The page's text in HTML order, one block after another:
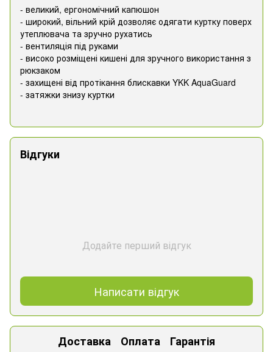
- великий, ергономічний капюшон
- широкий, вільний крій дозволяє одягати куртку поверх
утеплювача та зручно рухатись
- вентиляція під руками
- високо розміщені кишені для зручного використання з
рюкзаком
- захищені від протікання блискавки YKK AquaGuard
- затяжки знизу куртки
Відгуки
Додайте перший відгук
Написати відгук
Доставка Оплата Гарантія